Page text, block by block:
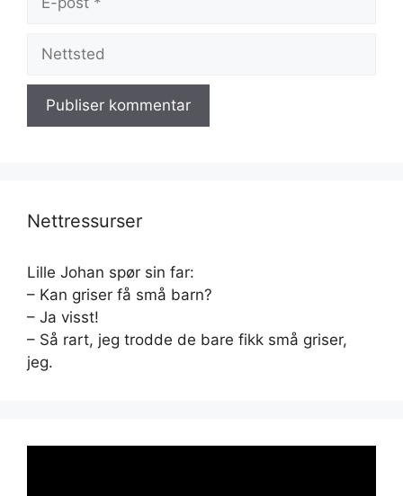
post
Nettressurser
Lille Johan spør sin far:
– Kan griser få små barn?
– Ja visst!
– Så rart, jeg trodde de bare fikk små griser,
jeg.